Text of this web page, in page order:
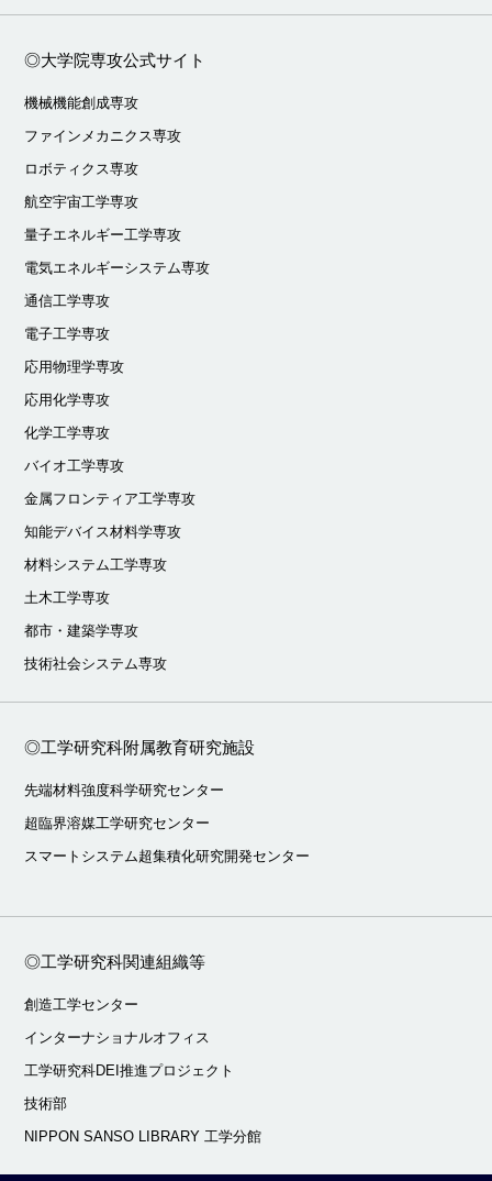
◎大学院専攻公式サイト
機械機能創成専攻
ファインメカニクス専攻
ロボティクス専攻
航空宇宙工学専攻
量子エネルギー工学専攻
電気エネルギーシステム専攻
通信工学専攻
電子工学専攻
応用物理学専攻
応用化学専攻
化学工学専攻
バイオ工学専攻
金属フロンティア工学専攻
知能デバイス材料学専攻
材料システム工学専攻
土木工学専攻
都市・建築学専攻
技術社会システム専攻
◎工学研究科附属教育研究施設
先端材料強度科学研究センター
超臨界溶媒工学研究センター
スマートシステム超集積化研究開発センター
◎工学研究科関連組織等
創造工学センター
インターナショナルオフィス
工学研究科DEI推進プロジェクト
技術部
NIPPON SANSO LIBRARY 工学分館